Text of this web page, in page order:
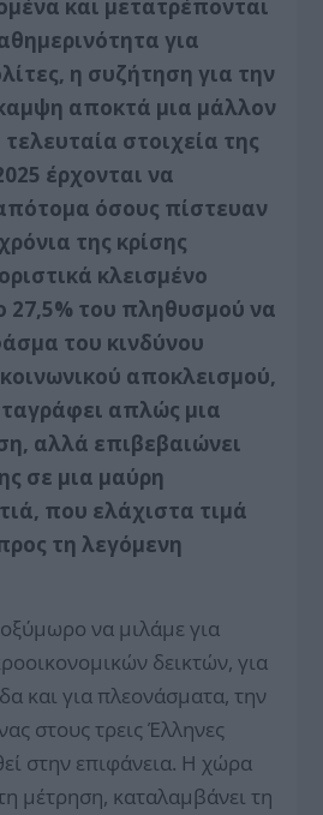
και μετατρέπονται
για
η συζήτηση για την
αποκτά μια μάλλον
στοιχεία της
έρχονται να
όσους πίστευαν
της κρίσης
κλεισμένο
27,5% του πληθυσμού να
του κινδύνου
αποκλεισμού,
απλώς μια
αλλά επιβεβαιώνει
σε μια μαύρη
που ελάχιστα τιμά
τη λεγόμενη
να μιλάμε για
δεικτών, για
και για πλεονάσματα, την
στους τρεις Έλληνες
στην επιφάνεια. Η χώρα
μέτρηση, καταλαμβάνει τη